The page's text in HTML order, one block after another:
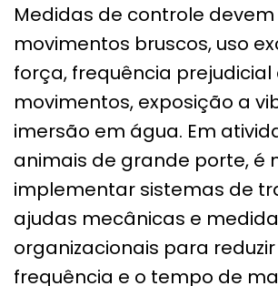
Medidas de controle
movimentos bruscos, uso
força, frequência prejudicial
movimentos, exposição a
imersão em água. Em
animais de grande porte, é
implementar sistemas de
ajudas mecânicas e
organizacionais para
frequência e o tempo de